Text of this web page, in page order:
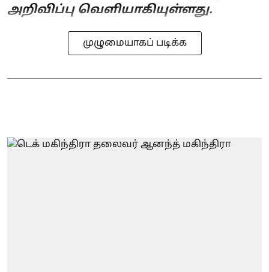
அறிவிப்பு வெளியாகியுள்ளது.
முழுமையாகப் படிக்க